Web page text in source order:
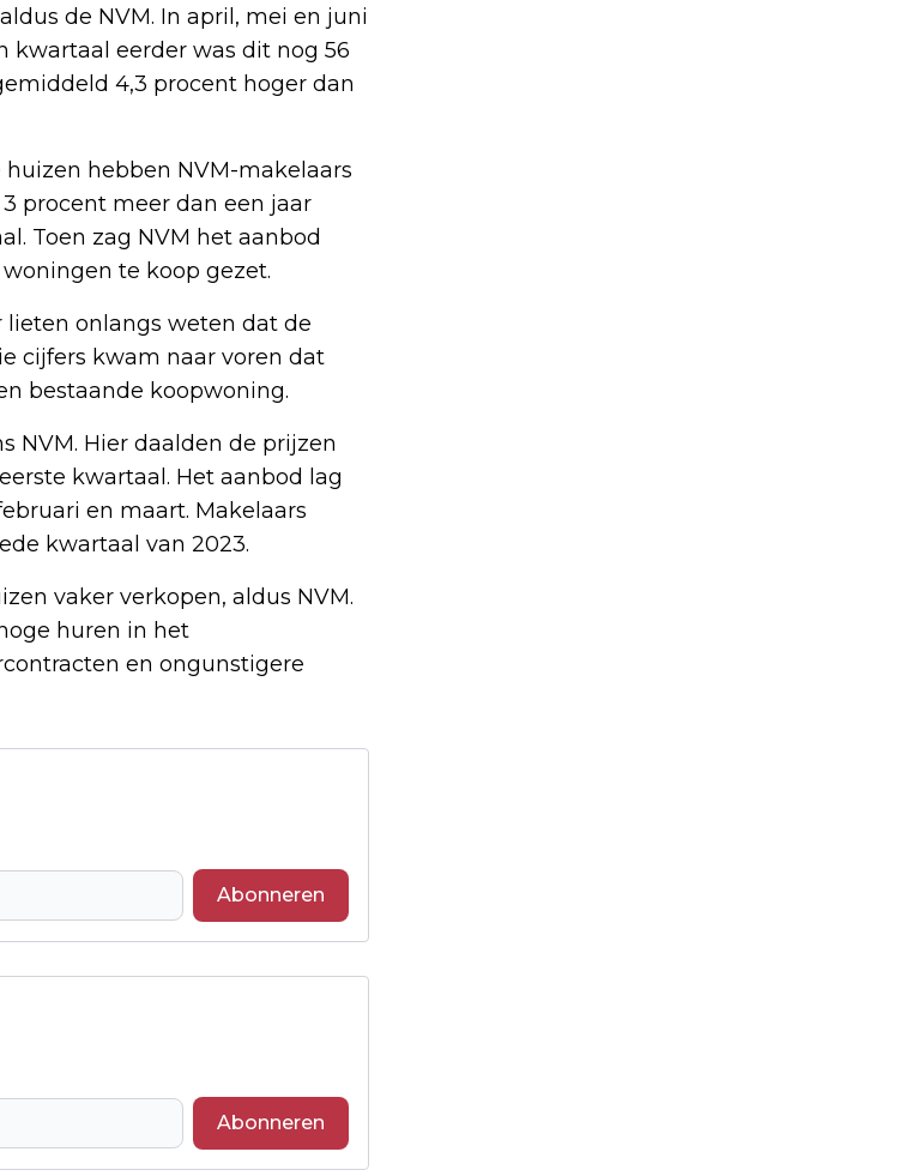
de NVM. In april, mei en juni
kwartaal eerder was dit nog 56
4,3 procent hoger dan
hebben NVM-makelaars
procent meer dan een jaar
Toen zag NVM het aanbod
te koop gezet.
lieten onlangs weten dat de
cijfers kwam naar voren dat
bestaande koopwoning.
NVM. Hier daalden de prijzen
kwartaal. Het aanbod lag
en maart. Makelaars
kwartaal van 2023.
vaker verkopen, aldus NVM.
huren in het
en ongunstigere
Abonneren
Abonneren